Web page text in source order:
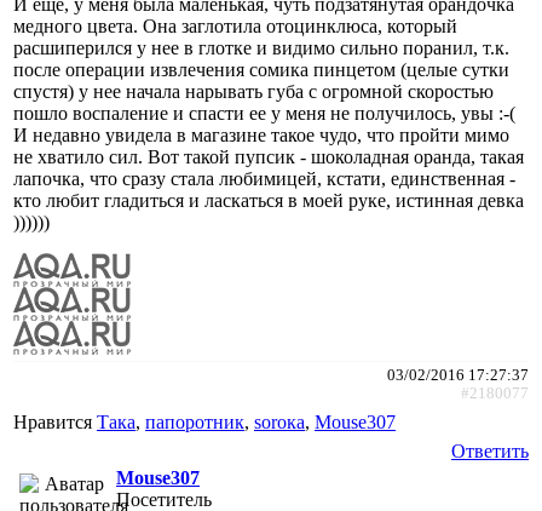
медного цвета. Она заглотила отоцинклюса, который
расшиперился у нее в глотке и видимо сильно поранил, т.к.
после операции извлечения сомика пинцетом (целые сутки
спустя) у нее начала нарывать губа с огромной скоростью
пошло воспаление и спасти ее у меня не получилось, увы :-(
И недавно увидела в магазине такое чудо, что пройти мимо
не хватило сил. Вот такой пупсик - шоколадная оранда, такая
лапочка, что сразу стала любимицей, кстати, единственная -
кто любит гладиться и ласкаться в моей руке, истинная девка
))))))
03/02/2016 17:27:37
#2180077
Нравится Така, папоротник, soroкa, Mouse307
Ответить
Mouse307
Посетитель